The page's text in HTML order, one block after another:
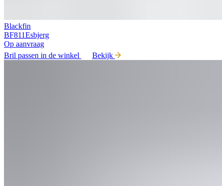
Blackfin
BF811Esbjerg
Op aanvraag
Bril passen in de winkel
Bekijk